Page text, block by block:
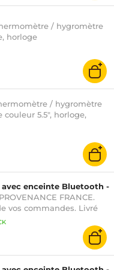
/ hygromètre
horloge
/ hygromètre
couleur 5.5", horloge,
enceinte Bluetooth -
FRANCE.
vos commandes. Livré